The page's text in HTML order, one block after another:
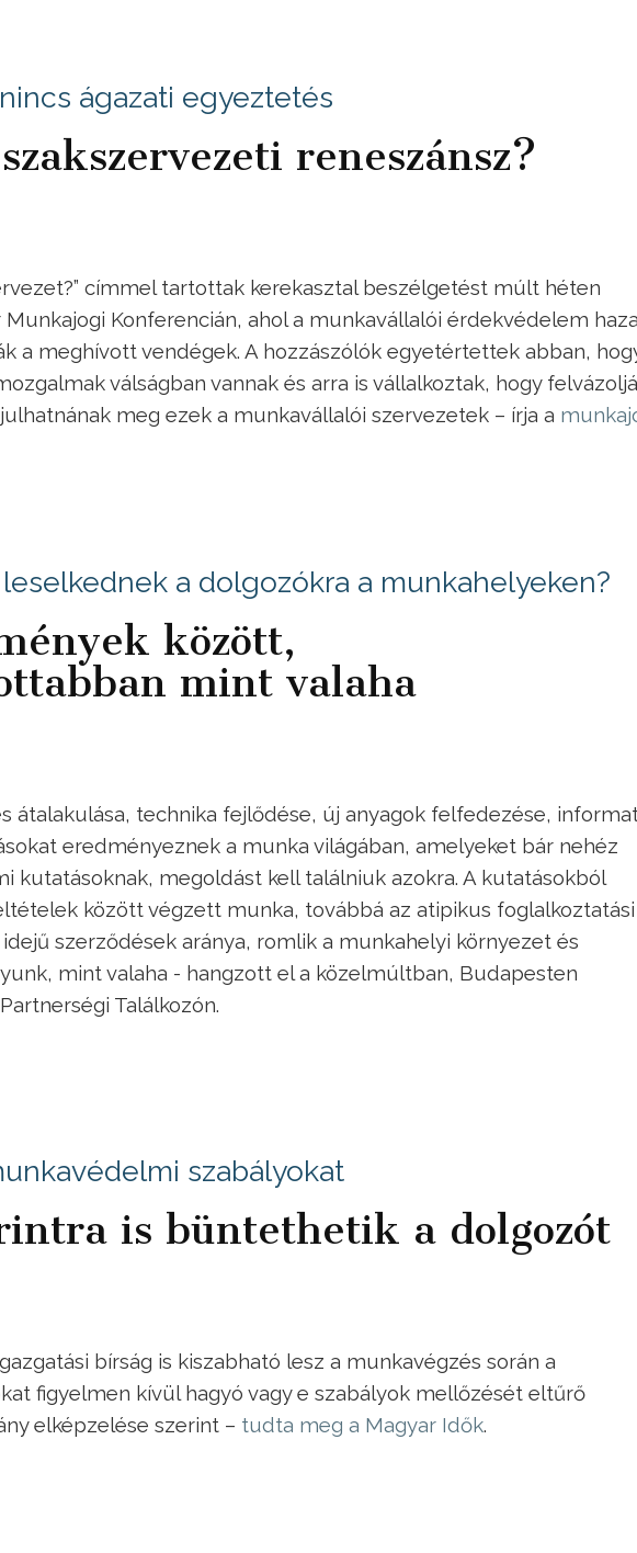
ágazati egyeztetés
reneszánsz?
címmel tartottak kerekasztal beszélgetést múlt héten
Munkajogi Konferencián, ahol a munkavállalói érdekvédelem
a meghívott vendégek. A hozzászólók egyetértettek abban,
válságban vannak és arra is vállalkoztak, hogy
meg ezek a munkavállalói szervezetek – írja a
a dolgozókra a munkahelyeken?
között,
mint valaha
átalakulása, technika fejlődése, új anyagok felfedezése,
eredményeznek a munka világában, amelyeket bár nehéz
kutatásoknak, megoldást kell találniuk azokra. A kutatásokból
között végzett munka, továbbá az atipikus foglalkoztatási
szerződések aránya, romlik a munkahelyi környezet és
mint valaha - hangzott el a közelmúltban, Budapesten
Találkozón.
szabályokat
is büntethetik a dolgozót
bírság is kiszabható lesz a munkavégzés során a
figyelmen kívül hagyó vagy e szabályok mellőzését eltűrő
elképzelése szerint – tudta meg a Magyar Idők.